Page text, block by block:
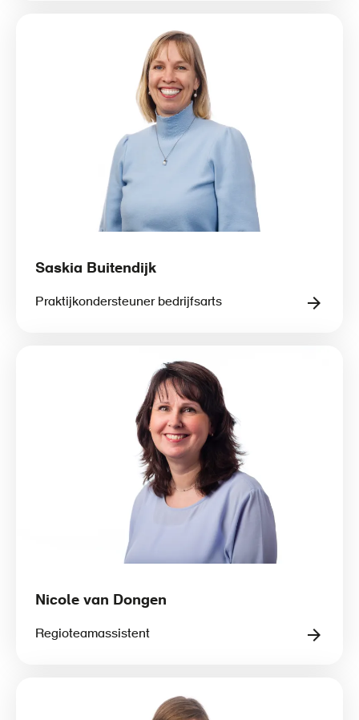
Saskia Buitendijk
Praktijkondersteuner bedrijfsarts
Nicole van Dongen
Regioteamassistent